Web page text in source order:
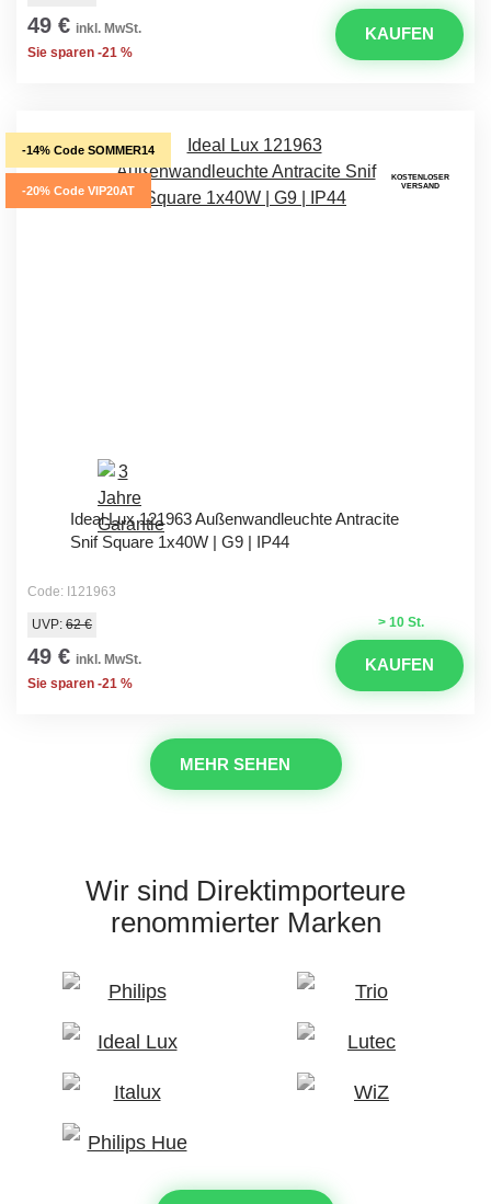
49 € inkl. MwSt.
Sie sparen -21 %
KAUFEN
-14% Code SOMMER14
-20% Code VIP20AT
KOSTENLOSER
VERSAND
Ideal Lux 121963 Außenwandleuchte Antracite
Snif Square 1x40W | G9 | IP44
Code: I121963
> 10 St.
UVP: 62 €
49 € inkl. MwSt.
Sie sparen -21 %
KAUFEN
MEHR SEHEN
Wir sind Direktimporteure
renommierter Marken